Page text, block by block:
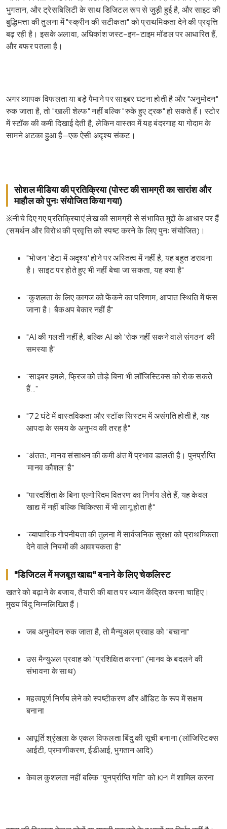
भुगतान, और ट्रेसबिलिटी के साथ डिजिटल रूप से जुड़ी हुई है, और साइट की
बुद्धिमत्ता की तुलना में "स्क्रीन की सटीकता" को प्राथमिकता देने की प्रवृत्ति
बढ़ रही है। इसके अलावा, अधिकांश जस्ट-इन-टाइम मॉडल पर आधारित हैं,
और बफर पतला है।
अगर व्यापक विफलता या बड़े पैमाने पर साइबर घटना होती है और "अनुमोदन"
रुक जाता है, तो "खाली शेल्फ" नहीं बल्कि "रुके हुए ट्रक" हो सकते हैं। स्टोर
में स्टॉक की कमी दिखाई देती है, लेकिन वास्तव में यह बंदरगाह या गोदाम के
सामने अटका हुआ है—एक ऐसी अदृश्य संकट।
सोशल मीडिया की प्रतिक्रिया (पोस्ट की सामग्री का सारांश और
माहौल को पुनः संयोजित किया गया)
※नीचे दिए गए प्रतिक्रियाएं लेख की सामग्री से संभावित मुद्दों के आधार पर हैं
(समर्थन और विरोध की प्रवृत्ति को स्पष्ट करने के लिए पुनः संयोजित)।
"भोजन 'डेटा में अदृश्य' होने पर अस्तित्व में नहीं है, यह बहुत डरावना
है। साइट पर होते हुए भी नहीं बेचा जा सकता, यह क्या है"
"कुशलता के लिए कागज को फेंकने का परिणाम, आपात स्थिति में फंस
जाना है। बैकअप बेकार नहीं है"
"AI की गलती नहीं है, बल्कि AI को 'रोक नहीं सकने वाले संगठन' की
समस्या है"
"साइबर हमले, फ्रिज को तोड़े बिना भी लॉजिस्टिक्स को रोक सकते
हैं..."
"72 घंटे में वास्तविकता और स्टॉक सिस्टम में असंगति होती है, यह
आपदा के समय के अनुभव की तरह है"
"अंततः, मानव संसाधन की कमी अंत में प्रभाव डालती है। पुनर्प्राप्ति
'मानव कौशल' है"
"पारदर्शिता के बिना एल्गोरिदम वितरण का निर्णय लेते हैं, यह केवल
खाद्य में नहीं बल्कि चिकित्सा में भी लागू होता है"
"व्यापारिक गोपनीयता की तुलना में सार्वजनिक सुरक्षा को प्राथमिकता
देने वाले नियमों की आवश्यकता है"
"डिजिटल में मजबूत खाद्य" बनाने के लिए चेकलिस्ट
खतरे को बढ़ाने के बजाय, तैयारी की बात पर ध्यान केंद्रित करना चाहिए।
मुख्य बिंदु निम्नलिखित हैं।
जब अनुमोदन रुक जाता है, तो मैन्युअल प्रवाह को "बचाना"
उस मैन्युअल प्रवाह को "प्रशिक्षित करना" (मानव के बदलने की
संभावना के साथ)
महत्वपूर्ण निर्णय लेने को स्पष्टीकरण और ऑडिट के रूप में सक्षम
बनाना
आपूर्ति श्रृंखला के एकल विफलता बिंदु की सूची बनाना (लॉजिस्टिक्स
आईटी, प्रमाणीकरण, ईडीआई, भुगतान आदि)
केवल कुशलता नहीं बल्कि "पुनर्प्राप्ति गति" को KPI में शामिल करना